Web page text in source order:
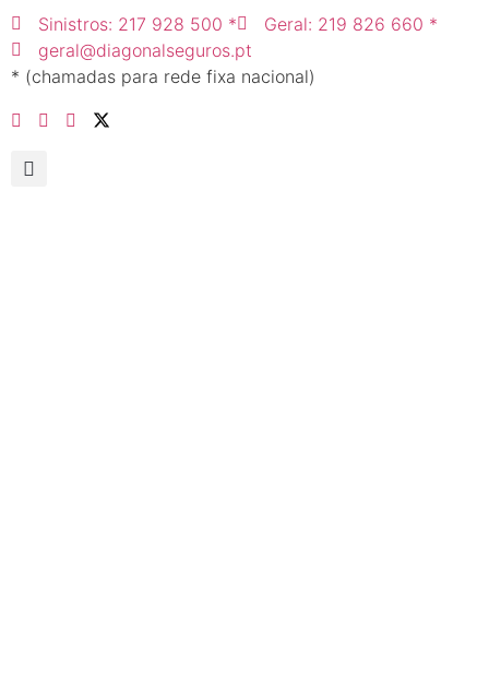
Sinistros: 217 928 500 *
Geral: 219 826 660 *
geral@diagonalseguros.pt
* (chamadas para rede fixa nacional)